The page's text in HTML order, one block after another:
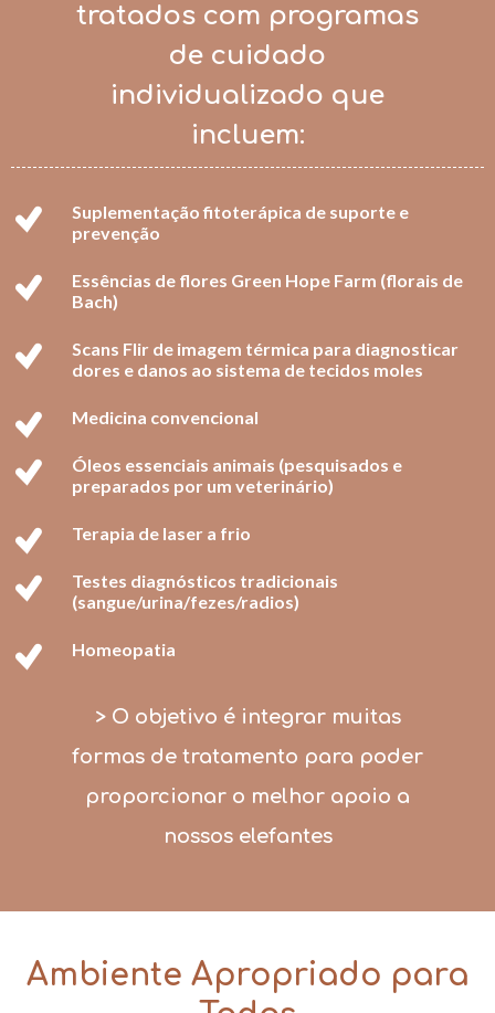
tratados com programas
de cuidado
individualizado que
incluem:
Suplementação fitoterápica de suporte e
prevenção
Essências de flores Green Hope Farm (florais de
Bach)
Scans Flir de imagem térmica para diagnosticar
dores e danos ao sistema de tecidos moles
Medicina convencional
Óleos essenciais animais (pesquisados e
preparados por um veterinário)
Terapia de laser a frio
Testes diagnósticos tradicionais
(sangue/urina/fezes/radios)
Homeopatia
> O objetivo é integrar muitas
formas de tratamento para poder
proporcionar o melhor apoio a
nossos elefantes
Ambiente Apropriado para